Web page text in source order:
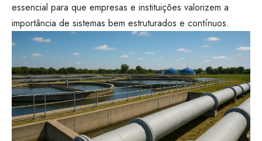
essencial para que empresas e instituições valorizem a
importância de sistemas bem estruturados e contínuos.